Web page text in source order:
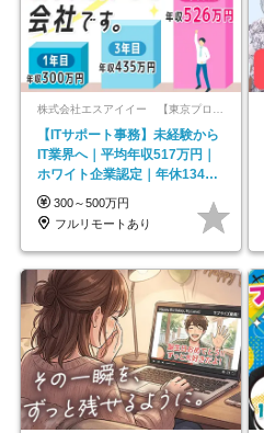
【ITサポート事務】未経験から
IT業界へ｜平均年収517万円｜
ホワイト企業認定｜年休134日
｜リモートOK
300～500万円
フルリモートあり